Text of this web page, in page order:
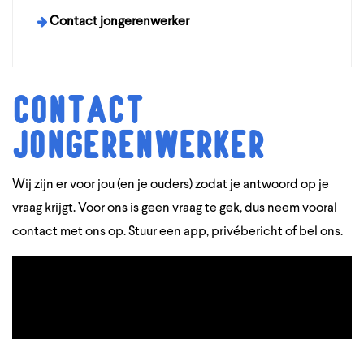
Contact jongerenwerker
Contact
jongerenwerker
Wij zijn er voor jou (en je ouders) zodat je antwoord op je
vraag krijgt. Voor ons is geen vraag te gek, dus neem vooral
contact met ons op. Stuur een app, privébericht of bel ons.